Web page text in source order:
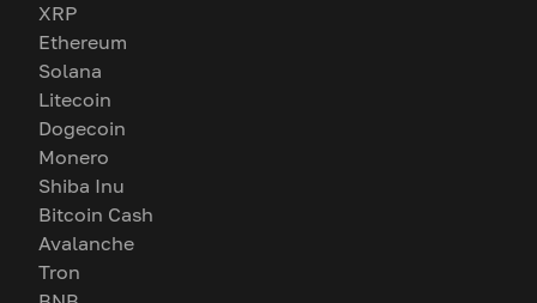
XRP
Ethereum
Solana
Litecoin
Dogecoin
Monero
Shiba Inu
Bitcoin Cash
Avalanche
Tron